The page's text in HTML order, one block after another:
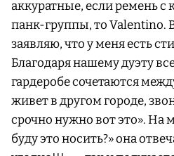
аккуратные, если ремень с
панк-группы, то Valentino.
заявляю, что у меня есть
Благодаря нашему дуэту
гардеробе сочетаются
живет в другом городе,
срочно нужно вот это». На
буду это носить?» она